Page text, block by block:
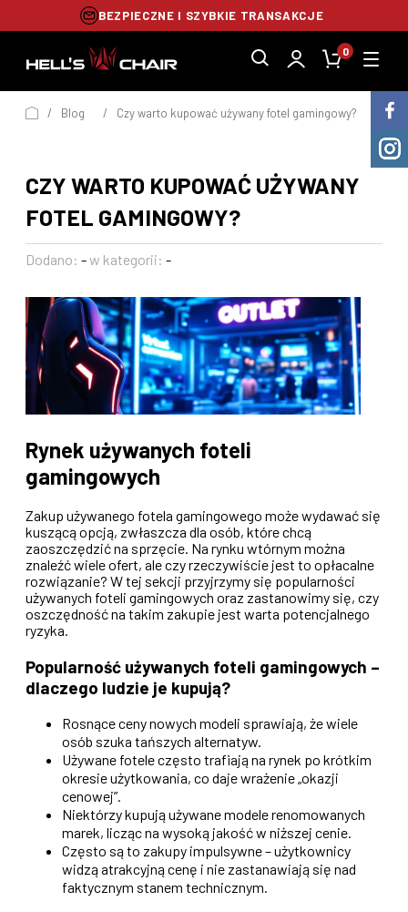
BEZPIECZNE I SZYBKIE TRANSAKCJE
0
/ Blog / Czy warto kupować używany fotel gamingowy?
CZY WARTO KUPOWAĆ UŻYWANY
FOTEL GAMINGOWY?
Dodano: -w kategorii: -
Rynek używanych foteli
gamingowych
Zakup używanego fotela gamingowego może wydawać się
kuszącą opcją, zwłaszcza dla osób, które chcą
zaoszczędzić na sprzęcie. Na rynku wtórnym można
znaleźć wiele ofert, ale czy rzeczywiście jest to opłacalne
rozwiązanie? W tej sekcji przyjrzymy się popularności
używanych foteli gamingowych oraz zastanowimy się, czy
oszczędność na takim zakupie jest warta potencjalnego
ryzyka.
Popularność używanych foteli gamingowych –
dlaczego ludzie je kupują?
Rosnące ceny nowych modeli sprawiają, że wiele
osób szuka tańszych alternatyw.
Używane fotele często trafiają na rynek po krótkim
okresie użytkowania, co daje wrażenie „okazji
cenowej”.
Niektórzy kupują używane modele renomowanych
marek, licząc na wysoką jakość w niższej cenie.
Często są to zakupy impulsywne – użytkownicy
widzą atrakcyjną cenę i nie zastanawiają się nad
faktycznym stanem technicznym.